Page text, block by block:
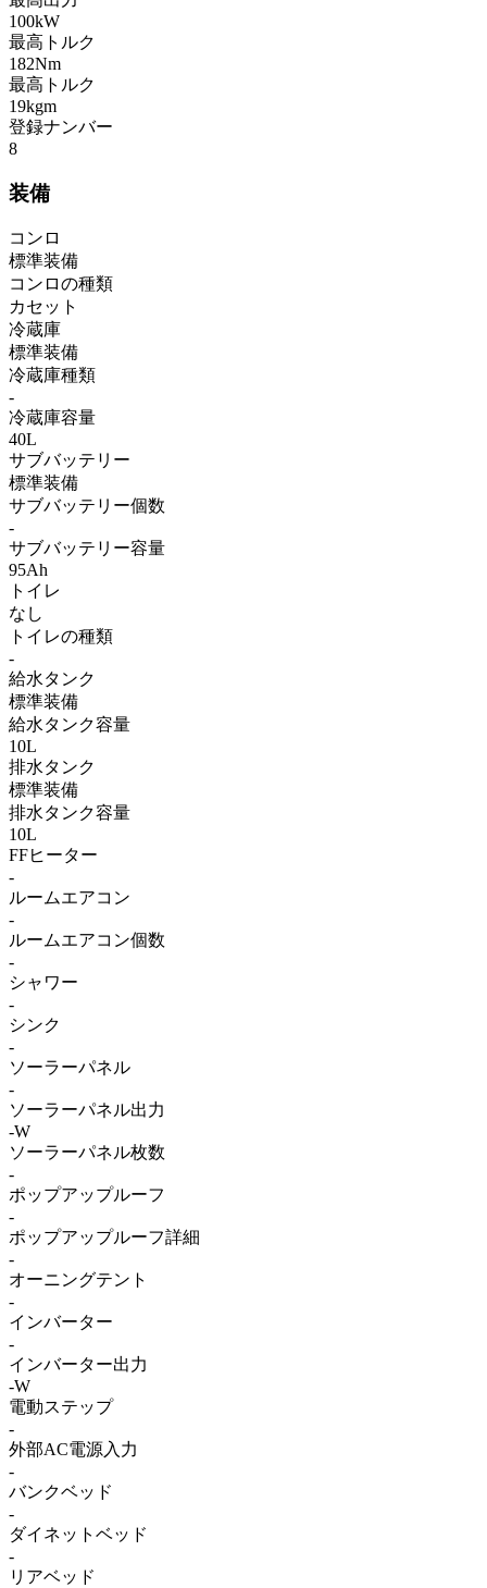
100kW
最高トルク
182Nm
最高トルク
19kgm
登録ナンバー
8
装備
コンロ
標準装備
コンロの種類
カセット
冷蔵庫
標準装備
冷蔵庫種類
-
冷蔵庫容量
40L
サブバッテリー
標準装備
サブバッテリー個数
-
サブバッテリー容量
95Ah
トイレ
なし
トイレの種類
-
給水タンク
標準装備
給水タンク容量
10L
排水タンク
標準装備
排水タンク容量
10L
FFヒーター
-
ルームエアコン
-
ルームエアコン個数
-
シャワー
-
シンク
-
ソーラーパネル
-
ソーラーパネル出力
-W
ソーラーパネル枚数
-
ポップアップルーフ
-
ポップアップルーフ詳細
-
オーニングテント
-
インバーター
-
インバーター出力
-W
電動ステップ
-
外部AC電源入力
-
バンクベッド
-
ダイネットベッド
-
リアベッド